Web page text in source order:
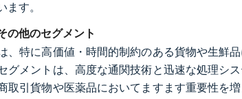
す。
の他のセグメント
、特に高価値・時間的制約のある貨物や生鮮
グメントは、高度な通関技術と迅速な処理シ
取引貨物や医薬品においてますます重要性を